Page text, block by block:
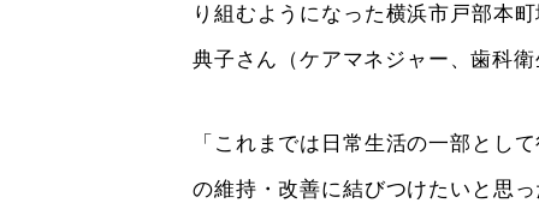
り組むようになった横浜市戸部本
典子さん（ケアマネジャー、歯科
「これまでは日常生活の一部とし
の維持・改善に結びつけたいと思